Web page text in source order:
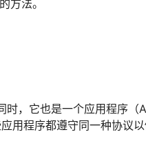
方法。
，它也是一个应用程序
用程序都遵守同一种协议